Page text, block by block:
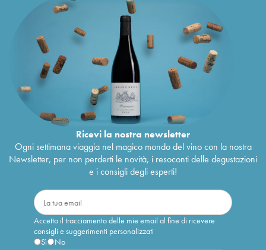
Ricevi la nostra newsletter
Ogni settimana viaggia nel magico mondo del vino con la nostra
Newsletter, per non perderti le novità, i resoconti delle degustazioni
e i consigli degli esperti!
Accetto il tracciamento delle mie email al fine di ricevere
consigli e suggerimenti personalizzati
Sì
No